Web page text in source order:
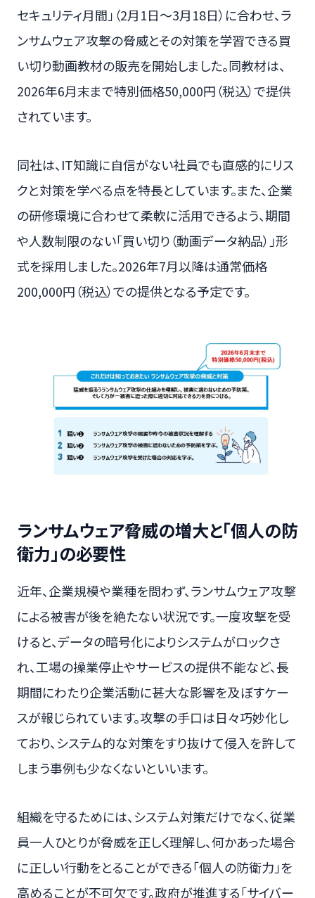
セキュリティ月間」（2月1日～3月18日）に合わせ、ラ
ンサムウェア攻撃の脅威とその対策を学習できる買
い切り動画教材の販売を開始しました。同教材は、
2026年6月末まで特別価格50,000円（税込）で提供
されています。
同社は、IT知識に自信がない社員でも直感的にリス
クと対策を学べる点を特長としています。また、企業
の研修環境に合わせて柔軟に活用できるよう、期間
や人数制限のない「買い切り（動画データ納品）」形
式を採用しました。2026年7月以降は通常価格
200,000円（税込）での提供となる予定です。
ランサムウェア脅威の増大と「個人の防
衛力」の必要性
近年、企業規模や業種を問わず、ランサムウェア攻撃
による被害が後を絶たない状況です。一度攻撃を受
けると、データの暗号化によりシステムがロックさ
れ、工場の操業停止やサービスの提供不能など、長
期間にわたり企業活動に甚大な影響を及ぼすケー
スが報じられています。攻撃の手口は日々巧妙化し
ており、システム的な対策をすり抜けて侵入を許して
しまう事例も少なくないといいます。
組織を守るためには、システム対策だけでなく、従業
員一人ひとりが脅威を正しく理解し、何かあった場合
に正しい行動をとることができる「個人の防衛力」を
高めることが不可欠です。政府が推進する「サイバー